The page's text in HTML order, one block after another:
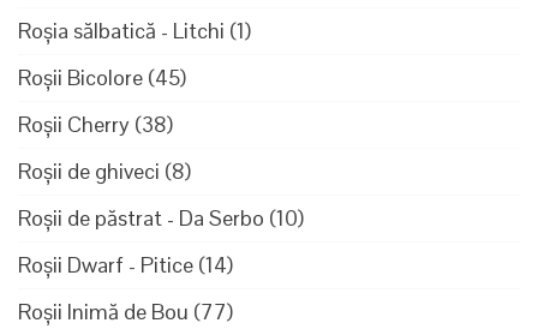
Roșia sălbatică - Litchi (1)
Roșii Bicolore (45)
Roșii Cherry (38)
Roșii de ghiveci (8)
Roșii de păstrat - Da Serbo (10)
Roșii Dwarf - Pitice (14)
Roșii Inimă de Bou (77)